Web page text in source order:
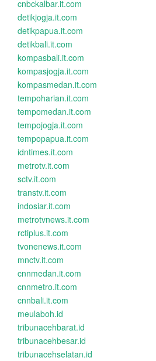
cnbckalbar.it.com
detikjogja.it.com
detikpapua.it.com
detikbali.it.com
kompasbali.it.com
kompasjogja.it.com
kompasmedan.it.com
tempoharian.it.com
tempomedan.it.com
tempojogja.it.com
tempopapua.it.com
idntimes.it.com
metrotv.it.com
sctv.it.com
transtv.it.com
indosiar.it.com
metrotvnews.it.com
rctiplus.it.com
tvonenews.it.com
mnctv.it.com
cnnmedan.it.com
cnnmetro.it.com
cnnbali.it.com
meulaboh.id
tribunacehbarat.id
tribunacehbesar.id
tribunacehselatan.id